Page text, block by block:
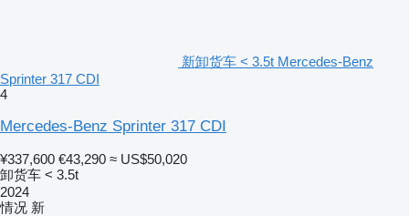
新卸货车 < 3.5t Mercedes-Benz
Sprinter 317 CDI
4
Mercedes-Benz Sprinter 317 CDI
¥337,600 €43,290 ≈ US$50,020
卸货车 < 3.5t
2024
情况 新